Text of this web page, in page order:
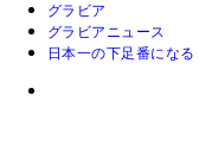
グラビア
グラビアニュース
日本一の下足番にな